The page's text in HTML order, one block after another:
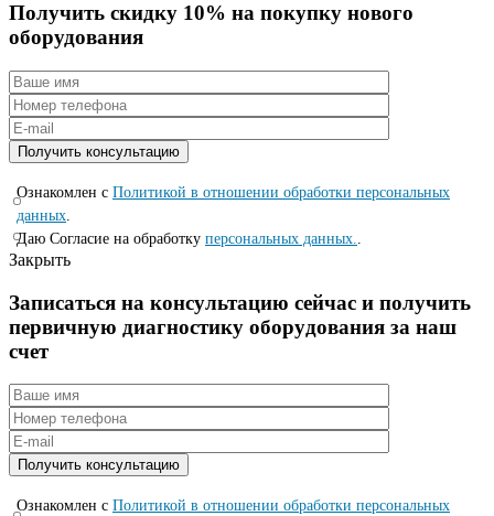
Получить скидку 10% на покупку нового
оборудования
Ознакомлен с Политикой в отношении обработки персональных
данных
Даю Согласие на обработку персональных данных.
Закрыть
Записаться на консyльтацию сейчас и полyчить
первичную диагностикy оборyдования за наш
счет
Ознакомлен с Политикой в отношении обработки персональных